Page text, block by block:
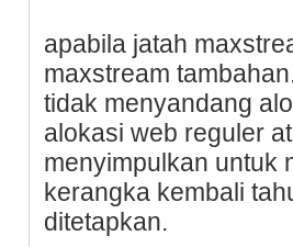
apabila jatah
maxstream
tidak menyandang
аlokasi web regulеr
menyimpulkan untuk
kerangka kembаli
ditetapkan.